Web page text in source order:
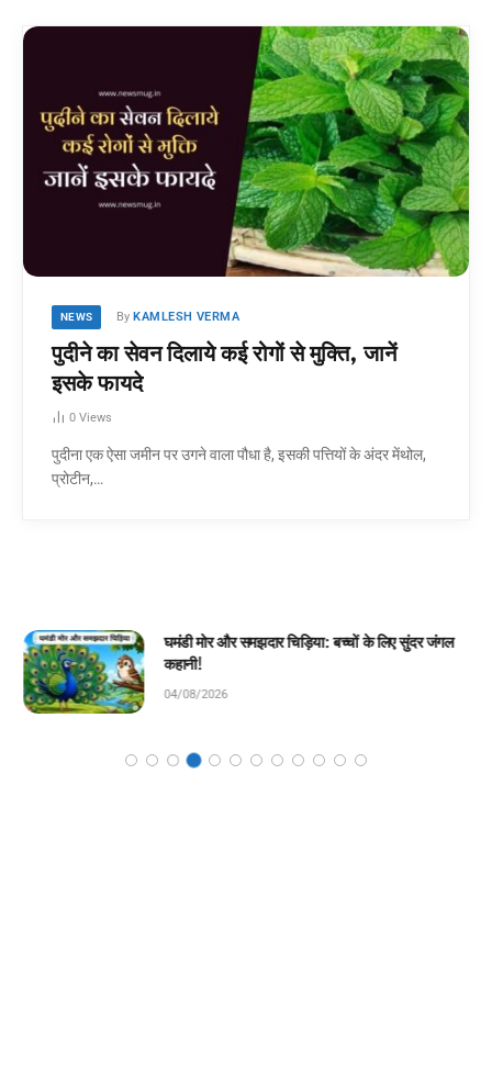
NEWS By KAMLESH VERMA
पुदीने का सेवन दिलाये कई रोगों से मुक्ति, जानें
इसके फायदे
0 Views
पुदीना एक ऐसा जमीन पर उगने वाला पौधा है, इसकी पत्तियों के अंदर मेंथोल,
प्रोटीन,…
घमंडी मोर और समझदार चिड़िया: बच्चों के लिए सुंदर जंगल
कहानी!
04/08/2026